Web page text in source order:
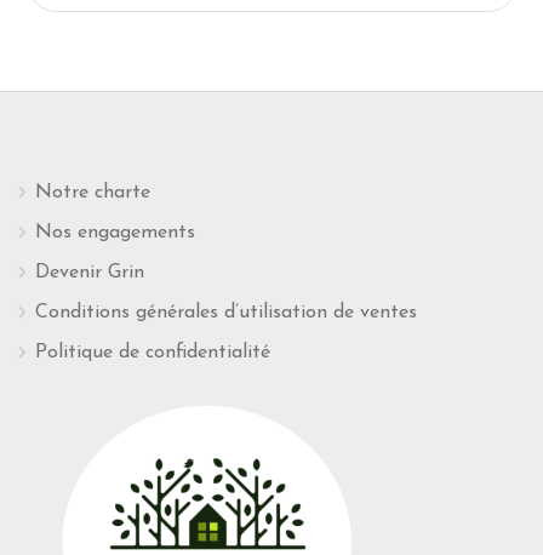
Notre charte
Nos engagements
Devenir Grin
Conditions générales d’utilisation de ventes
Politique de confidentialité